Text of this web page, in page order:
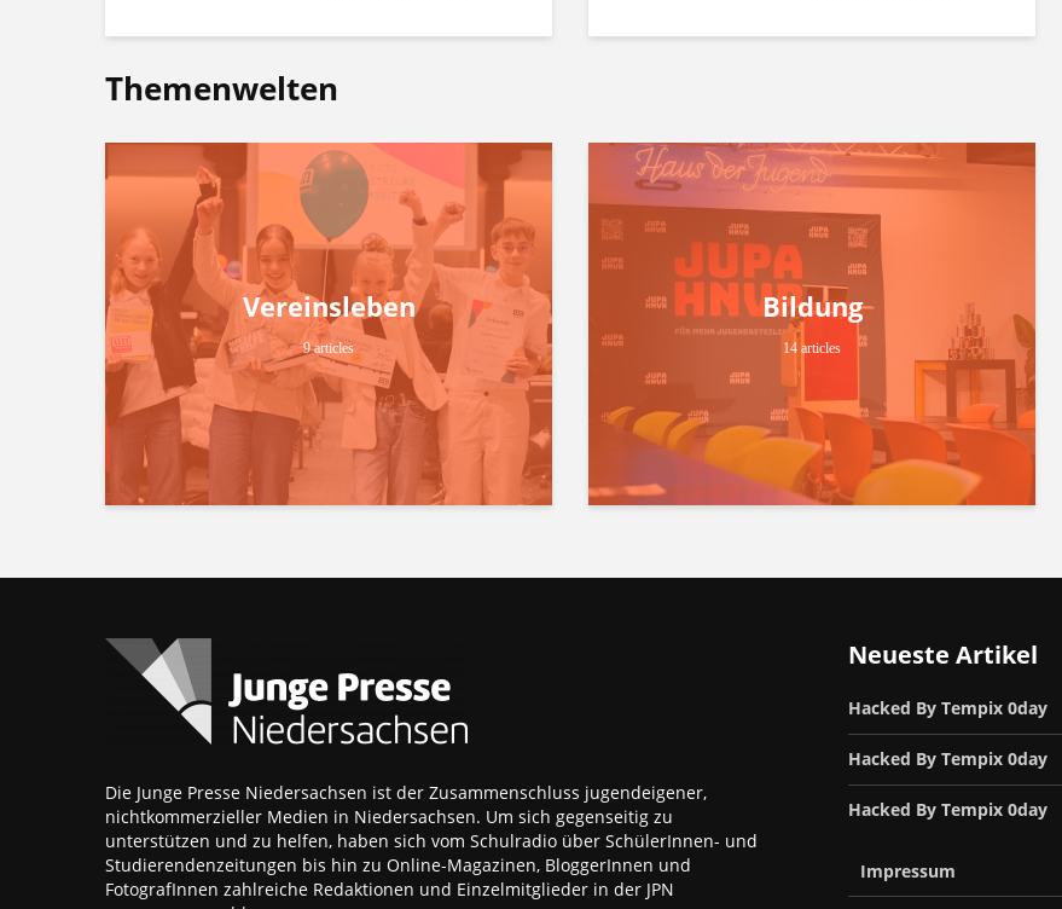
Themenwelten
Vereinsleben
9 articles
Bildung
14 articles
Die Junge Presse Niedersachsen ist der Zusammenschluss jugendeigener,
nichtkommerzieller Medien in Niedersachsen. Um sich gegenseitig zu
unterstützen und zu helfen, haben sich vom Schulradio über SchülerInnen- und
Studierendenzeitungen bis hin zu Online-Magazinen, BloggerInnen und
FotografInnen zahlreiche Redaktionen und Einzelmitglieder in der JPN
Neueste Artikel
Hacked By Tempix 0day
Hacked By Tempix 0day
Hacked By Tempix 0day
Impressum